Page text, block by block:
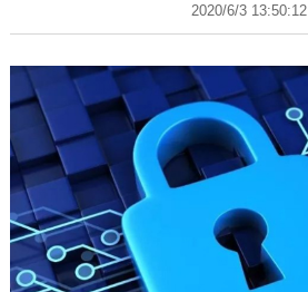
2020/6/3 13:50:12